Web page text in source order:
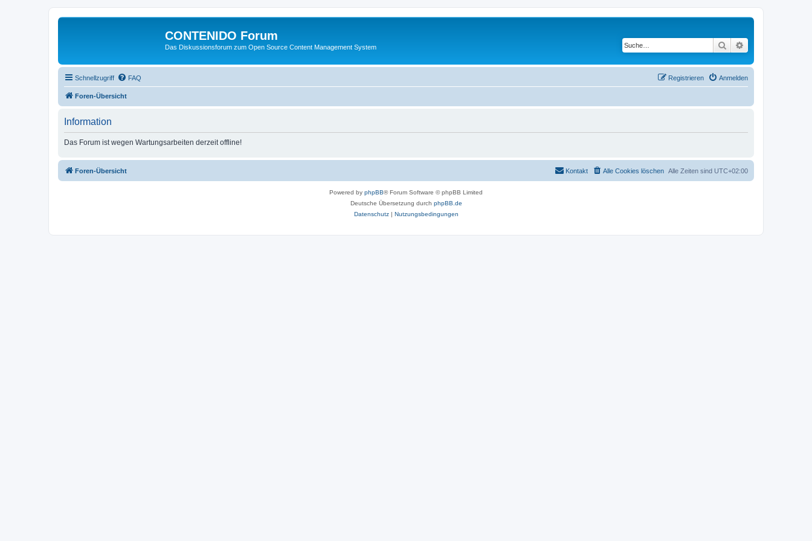
CONTENIDO Forum
Das Diskussionsforum zum Open Source Content Management System Suche
Schnellzugriff FAQ Anmelden
Registrieren
Foren-Übersicht
Information
Das Forum ist wegen Wartungsarbeiten derzeit offline!
Foren-Übersicht Alle Zeiten sind UTC+02:00
Alle Cookies löschen
Kontakt
Powered by phpBB® Forum Software © phpBB Limited
Deutsche Übersetzung durch phpBB.de
Datenschutz| Nutzungsbedingungen